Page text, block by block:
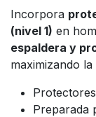
Incorpora
(nivel 1) en
espaldera y
maximizando
Preparada